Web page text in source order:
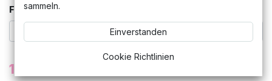
Farbe
19,99
sammeln.
Einverstanden
Cookie Richtlinien